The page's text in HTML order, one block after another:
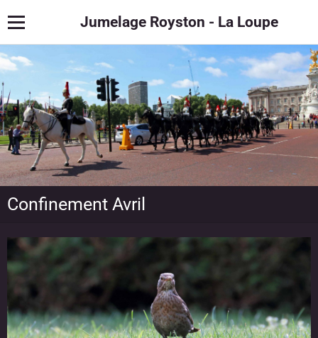
Jumelage Royston - La Loupe
Confinement Avril